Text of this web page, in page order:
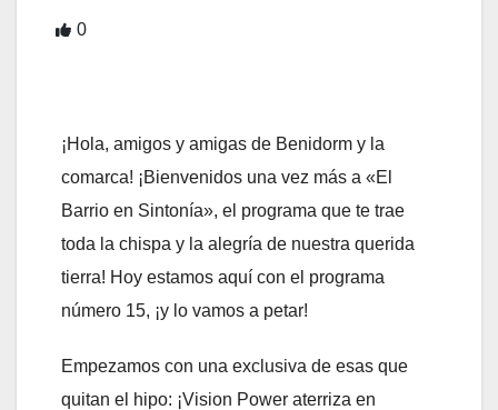
0
¡Hola, amigos y amigas de Benidorm y la
comarca! ¡Bienvenidos una vez más a «El
Barrio en Sintonía», el programa que te trae
toda la chispa y la alegría de nuestra querida
tierra! Hoy estamos aquí con el programa
número 15, ¡y lo vamos a petar!
Empezamos con una exclusiva de esas que
quitan el hipo: ¡Vision Power aterriza en